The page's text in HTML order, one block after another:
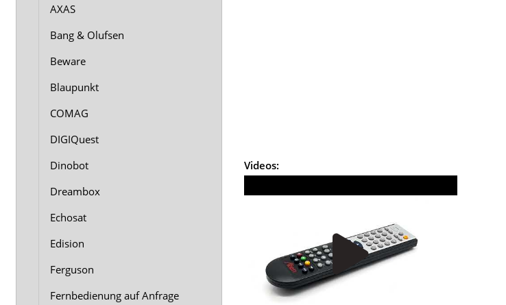
Videos:
AXAS
Bang & Olufsen
Beware
Blaupunkt
COMAG
DIGIQuest
Dinobot
Dreambox
Echosat
Edision
Ferguson
Fernbedienung auf Anfrage